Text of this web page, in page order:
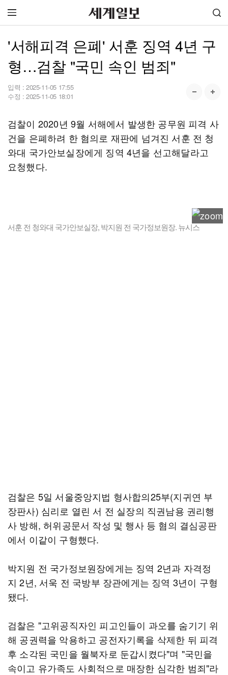
'서해피격 은폐' 서훈 징역 4년 구
형…검찰 "국민 속인 범죄"
입력 : 2025-11-05 17:55
수정 : 2025-11-05 18:01
검찰이 2020년 9월 서해에서 발생한 공무원 피격 사
건을 은폐하려 한 혐의로 재판에 넘겨진 서훈 전 청
와대 국가안보실장에게 징역 4년을 선고해달라고
요청했다.
서훈 전 청와대 국가안보실장, 박지원 전 국가정보원장. 뉴시스
검찰은 5일 서울중앙지법 형사합의25부(지귀연 부
장판사) 심리로 열린 서 전 실장의 직권남용 권리행
사 방해, 허위공문서 작성 및 행사 등 혐의 결심공판
에서 이같이 구형했다.
박지원 전 국가정보원장에게는 징역 2년과 자격정
지 2년, 서욱 전 국방부 장관에게는 징역 3년이 구형
됐다.
검찰은 "고위공직자인 피고인들이 과오를 숨기기 위
해 공권력을 악용하고 공전자기록을 삭제한 뒤 피격
후 소각된 국민을 월북자로 둔갑시켰다"며 "국민을
속이고 유가족도 사회적으로 매장한 심각한 범죄"라